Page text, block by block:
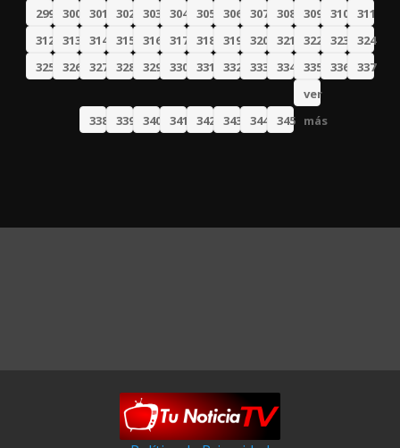
299
300 301 302 303 304 305 306 307 308 309 310
311
312
313 314 315 316 317 318 319 320 321 322 323
324
325
326 327 328 329 330 331 332 333 334 335 336 337
338 339 340 341 342 343 344 345
ver
más